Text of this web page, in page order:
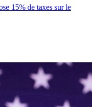
15% de taxes sur le